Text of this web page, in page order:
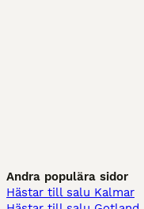
Andra populära sidor
Hästar till salu Kalmar